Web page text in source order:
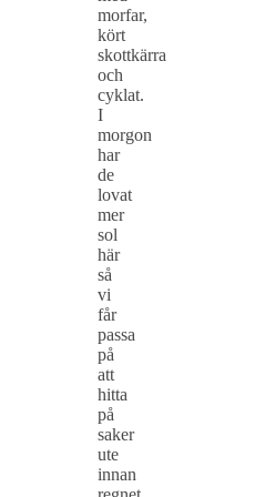
morfar,
kört
skottkärra
och
cyklat.
I
morgon
har
de
lovat
mer
sol
här
så
vi
får
passa
på
att
hitta
på
saker
ute
innan